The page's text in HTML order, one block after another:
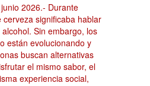
2026.- Durante
significaba hablar
Sin embargo, los
están evolucionando y
buscan alternativas
el mismo sabor, el
experiencia social,